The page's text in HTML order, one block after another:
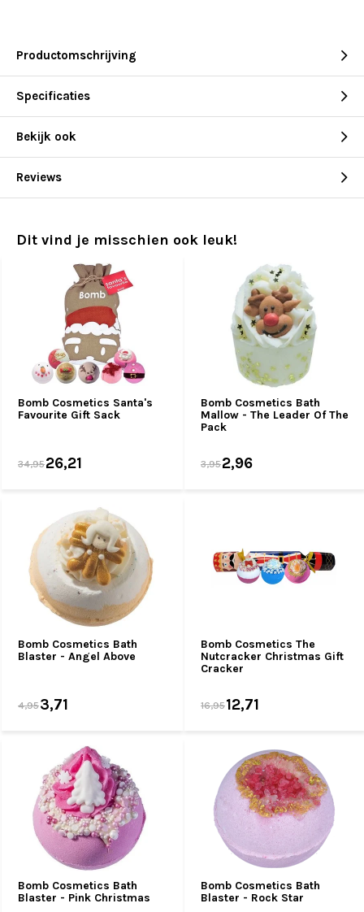
Productomschrijving
Specificaties
Bekijk ook
Reviews
Dit vind je misschien ook leuk!
Bomb Cosmetics Santa's
Favourite Gift Sack
34,9526,21
Bomb Cosmetics Bath
Mallow - The Leader Of The
Pack
3,952,96
Bomb Cosmetics Bath
Blaster - Angel Above
4,953,71
Bomb Cosmetics The
Nutcracker Christmas Gift
Cracker
16,9512,71
Bomb Cosmetics Bath
Blaster - Pink Christmas
Bomb Cosmetics Bath
Blaster - Rock Star